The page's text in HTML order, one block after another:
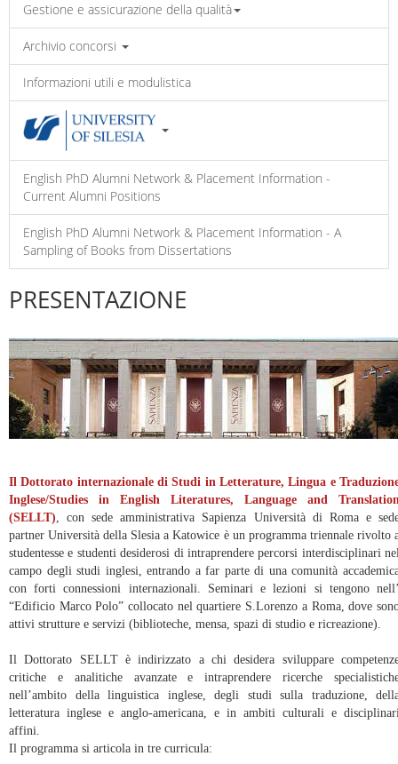
Gestione e assicurazione della qualità
Archivio concorsi
Informazioni utili e modulistica
English PhD Alumni Network & Placement Information -
Current Alumni Positions
English PhD Alumni Network & Placement Information - A
Sampling of Books from Dissertations
PRESENTAZIONE
Il Dottorato internazionale di Studi in Letterature, Lingua e
Inglese/Studies in English Literatures, Language and
(SELLT) , con sede amministrativa Sapienza Università di Roma e
partner Università della Slesia a Katowice è un programma triennale rivolto
studentesse e studenti desiderosi di intraprendere percorsi interdisciplinari
campo degli studi inglesi, entrando a far parte di una comunità
con forti connessioni internazionali. Seminari e lezioni si tengono
“Edificio Marco Polo” collocato nel quartiere S.Lorenzo a Roma, dove
attivi strutture e servizi (biblioteche, mensa, spazi di studio e ricreazione).
Il Dottorato SELLT è indirizzato a chi desidera sviluppare
critiche e analitiche avanzate e intraprendere ricerche
nell’ambito della linguistica inglese, degli studi sulla traduzione,
letteratura inglese e anglo-americana, e in ambiti culturali e
affini.
Il programma si articola in tre curricula: